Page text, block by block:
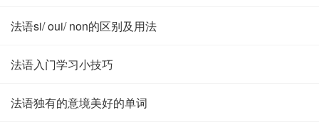
法语si/ oui/ non的区别及用法
法语入门学习小技巧
法语独有的意境美好的单词